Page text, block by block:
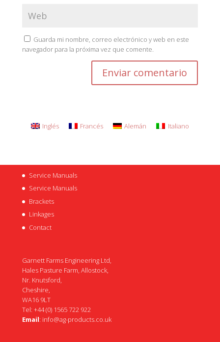
Guarda mi nombre, correo electrónico y web en este
navegador para la próxima vez que comente.
Inglés Francés Alemán Italiano
Service Manuals
Service Manuals
Brackets
Linkages
Contact
Garnett Farms Engineering Ltd,
Hales Pasture Farm, Allostock,
Nr. Knutsford,
Cheshire,
WA16 9LT
Tel: +44 (0) 1565 722 922
Email: info@ag-products.co.uk